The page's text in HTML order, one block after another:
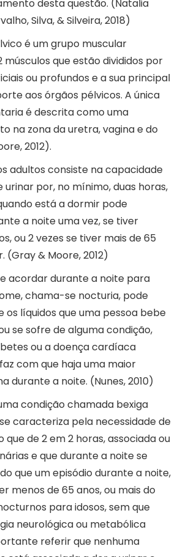
desta questão. (Natalia
Silva, & Silveira, 2018)
é um grupo muscular
músculos que estão divididos por
ou profundos e a sua principal
aos órgãos pélvicos. A única
é descrita como uma
na zona da uretra, vagina e do
2012).
adultos consiste na capacidade
urinar por, no mínimo, duas horas,
está a dormir pode
a noite uma vez, se tiver
ou 2 vezes se tiver mais de 65
(Gray & Moore, 2012)
acordar durante a noite para
chama-se nocturia, pode
os líquidos que uma pessoa bebe
se sofre de alguma condição,
ou a doença cardíaca
com que haja uma maior
durante a noite. (Nunes, 2010)
condição chamada bexiga
caracteriza pela necessidade de
que de 2 em 2 horas, associada ou
e que durante a noite se
que um episódio durante a noite,
menos de 65 anos, ou mais do
para idosos, sem que
neurológica ou metabólica
referir que nenhuma